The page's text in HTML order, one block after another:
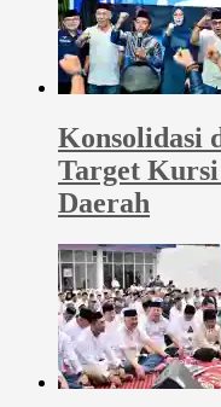
Konsolidasi
Target
Daerah